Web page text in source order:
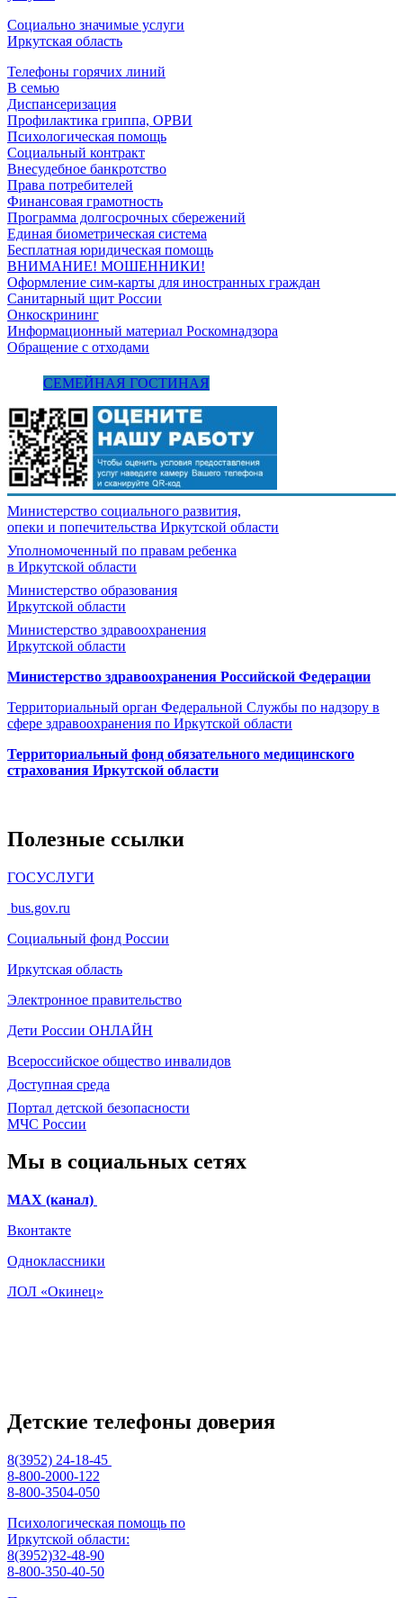
Социально значимые услуги
Иркутская область
Телефоны горячих линий
В семью
Диспансеризация
Профилактика гриппа, ОРВИ
Психологическая помощь
Социальный контракт
Внесудебное банкротство
Права потребителей
Финансовая грамотность
Программа долгосрочных сбережений
Единая биометрическая система
Бесплатная юридическая помощь
ВНИМАНИЕ! МОШЕННИКИ!
Оформление сим-карты для иностранных граждан
Санитарный щит России
Онкоскрининг
Информационный материал Роскомнадзора
Обращение с отходами
СЕМЕЙНАЯ ГОСТИНАЯ
Министерство социального развития,
опеки и попечительства Иркутской области
Уполномоченный по правам ребенка
в Иркутской области
Министерство образования
Иркутской области
Министерство здравоохранения
Иркутской области
Министерство здравоохранения Росcийской Федерации
Территориальный орган Федеральной Службы по надзору в
сфере здравоохранения по Иркутской области
Территориальный фонд обязательного медицинского
страхования Иркутской области
Полезные ссылки
ГОСУСЛУГИ
bus.gov.ru
Социальный фонд России
Иркутская область
Электронное правительство
Дети России ОНЛАЙН
Всероссийское общество инвалидов
Доступная среда
Портал детской безопасности
МЧС России
Мы в социальных сетях
МАХ (канал)
Вконтакте
Одноклассники
ЛОЛ «Окинец»
Детские телефоны доверия
8(3952) 24-18-45
8-800-2000-122
8-800-3504-050
Психологическая помощь по
Иркутской области:
8(3952)32-48-90
8-800-350-40-50